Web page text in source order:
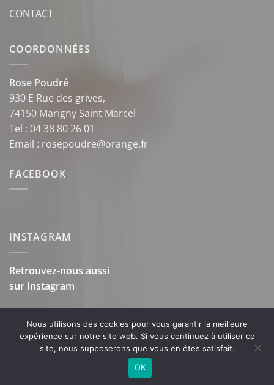
CONTACT
COORDONNÉES
Rose Poudré
930 E Rue des grives,
74150 Marigny Saint Marcel
Tel : 04 38 80 26 01
Email : rosepoudre@orange.fr
FACEBOOK
INSTAGRAM
Retrouvez-nous aussi
sur Instagram
Rose Poudré
Nous utilisons des cookies pour vous garantir la meilleure
expérience sur notre site web. Si vous continuez à utiliser ce
site, nous supposerons que vous en êtes satisfait.
OK